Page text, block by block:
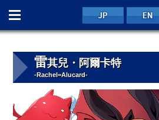
雷其兒・阿爾卡特
-Rachel=Alucard-